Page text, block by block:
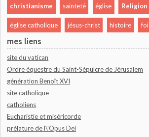
christianisme sainteté église Religion
église catholique jésus-christ histoire foi
mes liens
site du vatican
Ordre équestre du Saint-Sépulcre de Jérusalem
génération Benoît XVI
site catholique
catholiens
Eucharistie et miséricorde
prélature de l\'Opus Dei